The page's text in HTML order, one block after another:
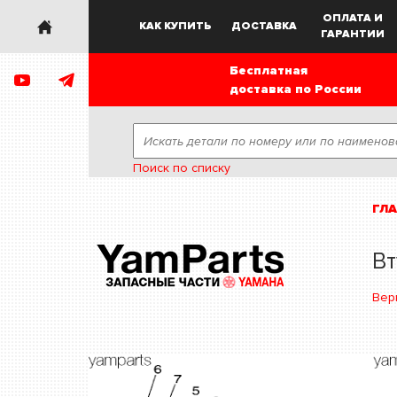
КАК КУПИТЬ ДОСТАВКА
ОПЛАТА И
ГАРАНТИИ
Бесплатная
доставка по России
Поиск по списку